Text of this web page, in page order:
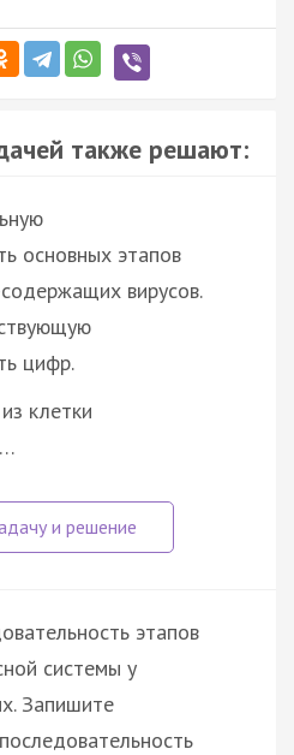
также решают:
основных этапов
вирусов.
цифр.
клетки
этапов
системы у
Запишите